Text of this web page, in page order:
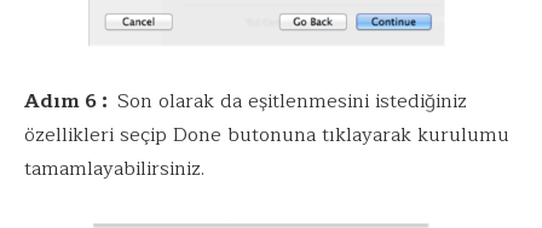
Adım 6 : Son olarak da eşitlenmesini istediğiniz
özellikleri seçip Done butonuna tıklayarak kurulumu
tamamlayabilirsiniz.